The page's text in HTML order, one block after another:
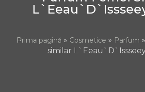
Prima pagină » Cosmetice » Parfum
similar